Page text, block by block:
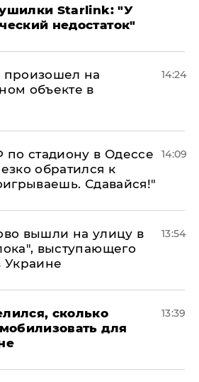
Starlink: "У
недостаток"
на
объекте в
14:24
стадиону в Одессе
обратился к
Сдавайся!"
14:09
вышли на улицу в
выступающего
Украине
13:54
сколько
для
13:39